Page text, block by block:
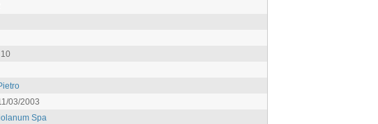
03/2003
Spa